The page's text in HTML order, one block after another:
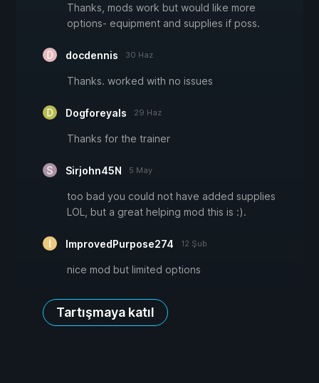
Thanks, mods work but would like more
options- equipment and supplies if poss.
docdennis 30 Haz
Thanks. worked with no issues
Dogforeyals 29 Haz
Thanks for the trainer
Sirjohn45N 5 May
too bad you could not have added supplies
LOL, but a great helping mod this is :).
ImprovedPurpose274 12 Şub
nice mod but limited options
Tartışmaya katıl